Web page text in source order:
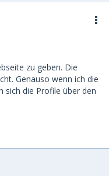
zu geben. Die
Genauso wenn ich die
sich die Profile über den